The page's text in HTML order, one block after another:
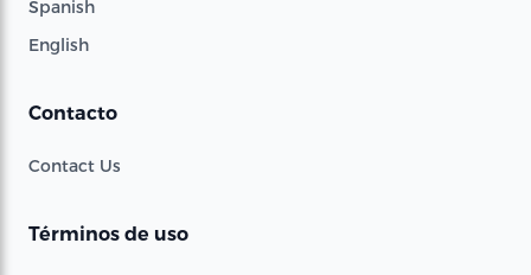
Spanish
English
Contacto
Contact Us
Términos de uso